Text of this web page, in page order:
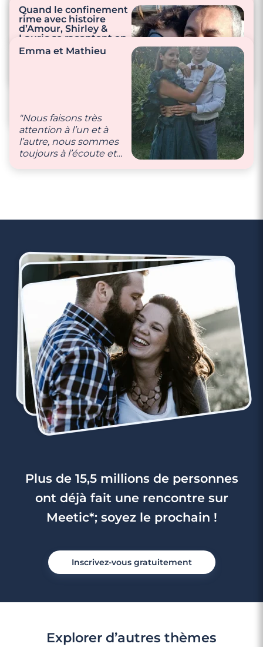
les deux au petit
soins l’un pour l’autre,
en un regard on se
des petits mots."
"Nous aimons sortir et
partager de repas
Quand le confinement
rime avec histoire
d’Amour, Shirley &
Lauric se racontent en
vidéo
campagne
LES
VRAIES HISTOIRES
Emma et Mathieu
"Nous faisons très
attention à l’un et à
l’autre, nous sommes
toujours à l’écoute et
Plus de 15,5 millions de personnes
ont déjà fait une rencontre sur
Meetic*; soyez le prochain !
Inscrivez-vous gratuitement
Explorer d’autres thèmes